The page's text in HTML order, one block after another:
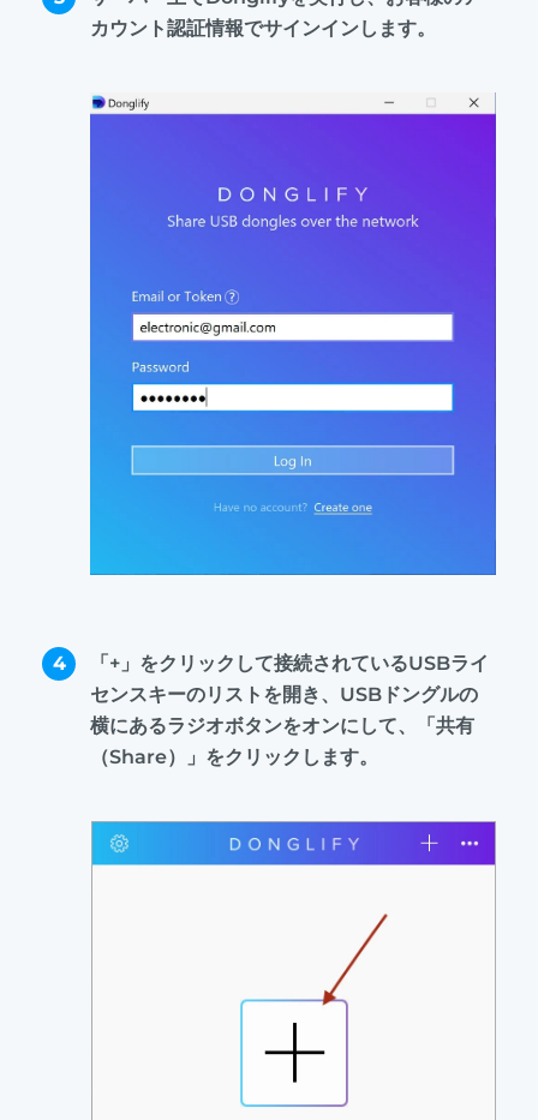
カウント認証情報でサインインします。
4
「+」をクリックして接続されているUSBライ
センスキーのリストを開き、USBドングルの
横にあるラジオボタンをオンにして、「共有
（Share）」をクリックします。